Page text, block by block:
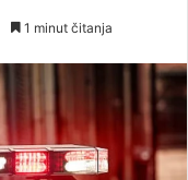
1 minut čitanja